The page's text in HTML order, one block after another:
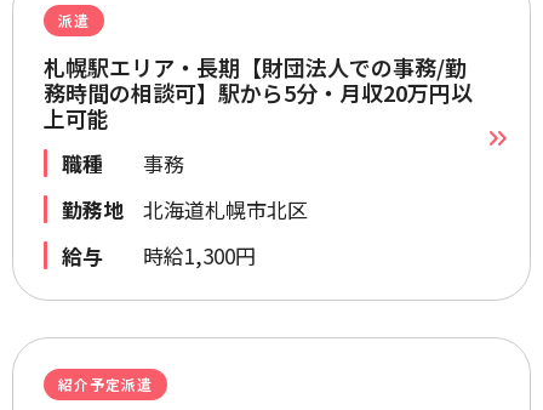
派遣
札幌駅エリア・長期【財団法人での事務/勤
務時間の相談可】駅から5分・月収20万円以
上可能
職種
事務
勤務地
北海道札幌市北区
給与
時給1,300円
紹介予定派遣